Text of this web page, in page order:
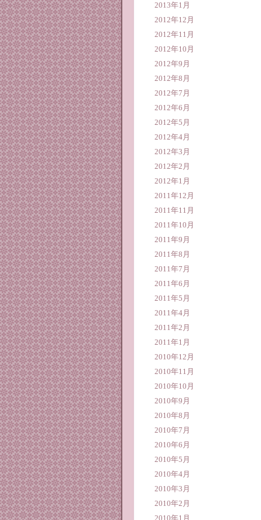
2013年1月
2012年12月
2012年11月
2012年10月
2012年9月
2012年8月
2012年7月
2012年6月
2012年5月
2012年4月
2012年3月
2012年2月
2012年1月
2011年12月
2011年11月
2011年10月
2011年9月
2011年8月
2011年7月
2011年6月
2011年5月
2011年4月
2011年2月
2011年1月
2010年12月
2010年11月
2010年10月
2010年9月
2010年8月
2010年7月
2010年6月
2010年5月
2010年4月
2010年3月
2010年2月
2010年1月